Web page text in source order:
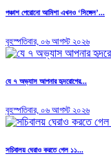
পঞ্চাশ পেরোনো আমিশা এখনও ‘সিঙ্গেল’...
বৃহস্পতিবার, ০৬ আগস্ট ২০২৬
যে ৭ অভ্যাস আপনার হৃদরোগের...
বৃহস্পতিবার, ০৬ আগস্ট ২০২৬
সচিবালয় ঘেরাও করতে গেল ১১...